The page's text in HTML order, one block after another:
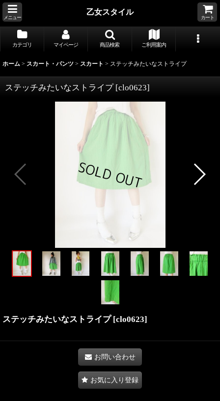
メニュー
乙女スタイル
カート
カテゴリ マイページ 商品検索 ご利用案内
ホーム > スカート・パンツ > スカート > ステッチみたいなストライプ
ステッチみたいなストライプ [clo0623]
ステッチみたいなストライプ [clo0623]
お問い合わせ
お気に入り登録